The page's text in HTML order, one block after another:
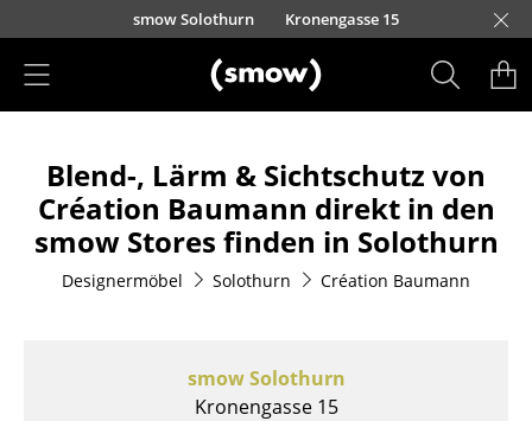
Direkt zum Inhaltsmow Solothurn Kronengasse 15
Sitzmöbel
Esszimmerstühle
Sofas
Blend-, Lärm & Sichtschutz von
Création Baumann direkt in den
smow Stores finden in Solothurn
Designermöbel Solothurn Création Baumann
smow Solothurn
Kronengasse 15